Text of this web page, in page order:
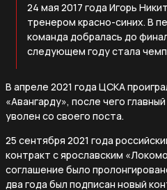
24 мая 2017 года Игорь
тренером красно-синих. В
команда добралась до
следующем году стала
В апреле 2021 года ЦСКА
«Авангарду», после чего
уволен со своего поста.
25 сентября 2021 года
контракт с ярославским
соглашение было
два года был подписан новый